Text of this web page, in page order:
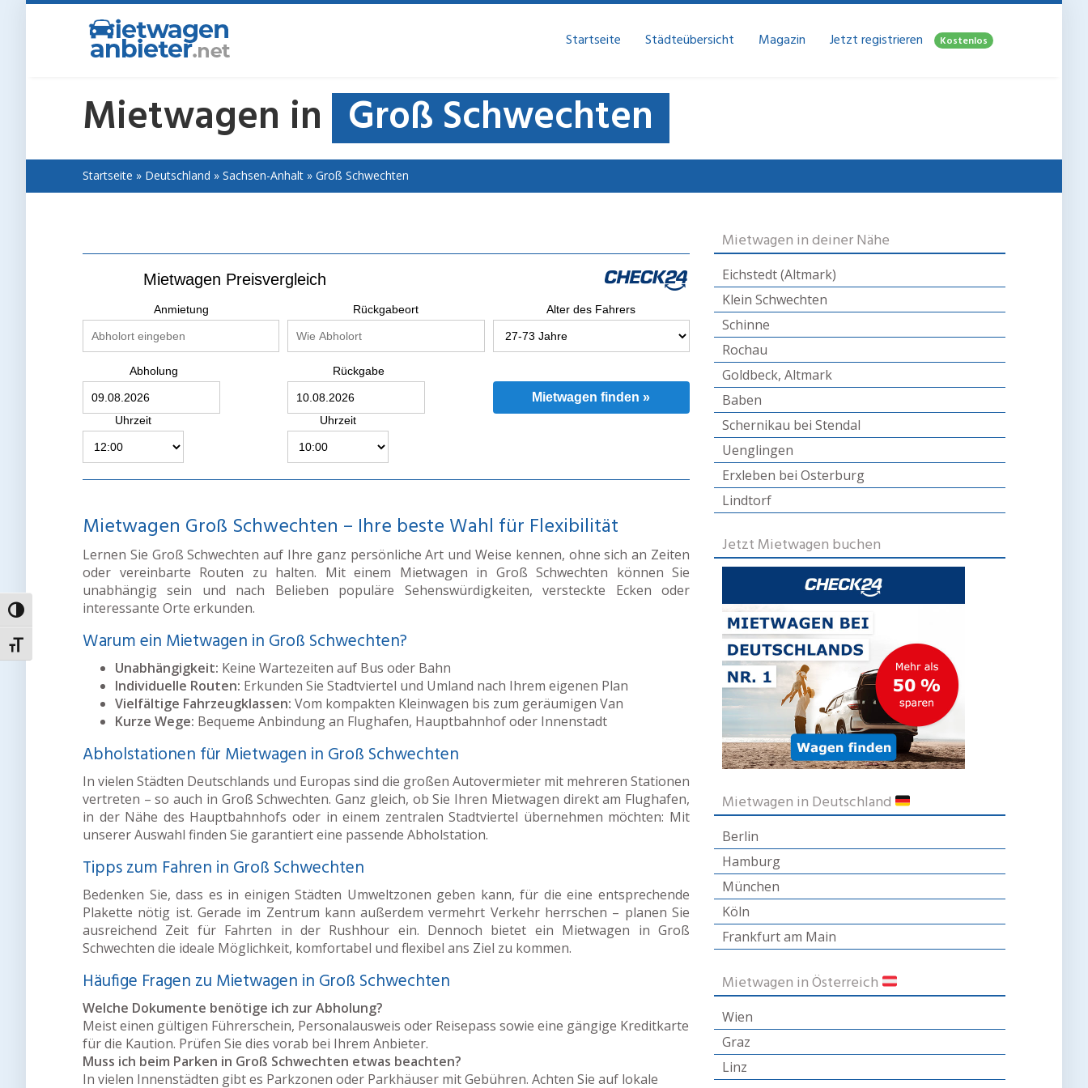
Umschalten auf hohe Kontraste
Schrift vergrößern
Startseite Städteübersicht Magazin Jetzt registrieren Kostenlos
Mietwagen in Groß Schwechten
Startseite » Deutschland » Sachsen-Anhalt » Groß Schwechten
Mietwagen Preisvergleich
Anmietung Rückgabeort Alter des Fahrers
Abholung
Uhrzeit
Rückgabe
Uhrzeit
Mietwagen finden »
Mietwagen Groß Schwechten – Ihre beste Wahl für Flexibilität
Lernen Sie Groß Schwechten auf Ihre ganz persönliche Art und Weise kennen, ohne sich an Zeiten
oder vereinbarte Routen zu halten. Mit einem Mietwagen in Groß Schwechten können Sie
unabhängig sein und nach Belieben populäre Sehenswürdigkeiten, versteckte Ecken oder
interessante Orte erkunden.
Warum ein Mietwagen in Groß Schwechten?
Unabhängigkeit: Keine Wartezeiten auf Bus oder Bahn
Individuelle Routen: Erkunden Sie Stadtviertel und Umland nach Ihrem eigenen Plan
Vielfältige Fahrzeugklassen: Vom kompakten Kleinwagen bis zum geräumigen Van
Kurze Wege: Bequeme Anbindung an Flughafen, Hauptbahnhof oder Innenstadt
Abholstationen für Mietwagen in Groß Schwechten
In vielen Städten Deutschlands und Europas sind die großen Autovermieter mit mehreren Stationen
vertreten – so auch in Groß Schwechten. Ganz gleich, ob Sie Ihren Mietwagen direkt am Flughafen,
in der Nähe des Hauptbahnhofs oder in einem zentralen Stadtviertel übernehmen möchten: Mit
unserer Auswahl finden Sie garantiert eine passende Abholstation.
Tipps zum Fahren in Groß Schwechten
Bedenken Sie, dass es in einigen Städten Umweltzonen geben kann, für die eine entsprechende
Plakette nötig ist. Gerade im Zentrum kann außerdem vermehrt Verkehr herrschen – planen Sie
ausreichend Zeit für Fahrten in der Rushhour ein. Dennoch bietet ein Mietwagen in Groß
Schwechten die ideale Möglichkeit, komfortabel und flexibel ans Ziel zu kommen.
Häufige Fragen zu Mietwagen in Groß Schwechten
Welche Dokumente benötige ich zur Abholung?
Meist einen gültigen Führerschein, Personalausweis oder Reisepass sowie eine gängige Kreditkarte
für die Kaution. Prüfen Sie dies vorab bei Ihrem Anbieter.
Muss ich beim Parken in Groß Schwechten etwas beachten?
In vielen Innenstädten gibt es Parkzonen oder Parkhäuser mit Gebühren. Achten Sie auf lokale
Mietwagen in deiner Nähe
Eichstedt (Altmark)
Klein Schwechten
Schinne
Rochau
Goldbeck, Altmark
Baben
Schernikau bei Stendal
Uenglingen
Erxleben bei Osterburg
Lindtorf
Jetzt Mietwagen buchen
Mietwagen in Deutschland
Berlin
Hamburg
München
Köln
Frankfurt am Main
Mietwagen in Österreich
Wien
Graz
Linz